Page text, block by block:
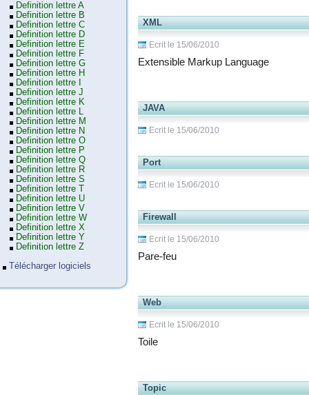
XML
Ecrit le 15/06/2010
Extensible Markup Language
JAVA
Ecrit le 15/06/2010
Port
Ecrit le 15/06/2010
Firewall
Ecrit le 15/06/2010
Pare-feu
Web
Ecrit le 15/06/2010
Toile
Topic
Definition lettre A
Definition lettre B
Definition lettre C
Definition lettre D
Definition lettre E
Definition lettre F
Definition lettre G
Definition lettre H
Definition lettre I
Definition lettre J
Definition lettre K
Definition lettre L
Definition lettre M
Definition lettre N
Definition lettre O
Definition lettre P
Definition lettre Q
Definition lettre R
Definition lettre S
Definition lettre T
Definition lettre U
Definition lettre V
Definition lettre W
Definition lettre X
Definition lettre Y
Definition lettre Z
Télécharger logiciels